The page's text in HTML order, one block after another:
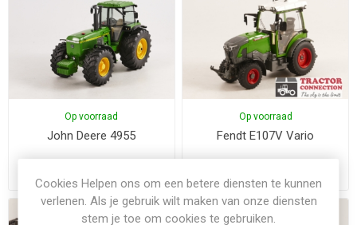
Op voorraad
John Deere 4955
Op voorraad
Fendt E107V Vario
Cookies Helpen ons om een betere diensten te kunnen
verlenen. Als je gebruik wilt maken van onze diensten
stem je toe om cookies te gebruiken.